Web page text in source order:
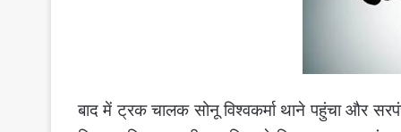
बाद में ट्रक चालक सोनू विश्वकर्मा थाने पहुंचा और